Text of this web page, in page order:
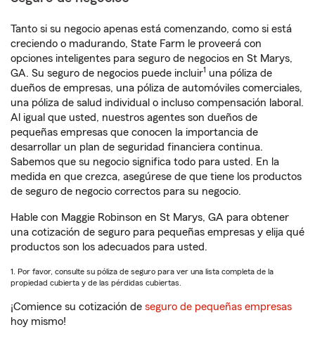
Tanto si su negocio apenas está comenzando, como si está
creciendo o madurando, State Farm le proveerá con
opciones inteligentes para seguro de negocios en St Marys,
GA. Su seguro de negocios puede incluir1 una póliza de
dueños de empresas, una póliza de automóviles comerciales,
una póliza de salud individual o incluso compensación laboral.
Al igual que usted, nuestros agentes son dueños de
pequeñas empresas que conocen la importancia de
desarrollar un plan de seguridad financiera continua.
Sabemos que su negocio significa todo para usted. En la
medida en que crezca, asegúrese de que tiene los productos
de seguro de negocio correctos para su negocio.
Hable con Maggie Robinson en St Marys, GA para obtener
una cotización de seguro para pequeñas empresas y elija qué
productos son los adecuados para usted.
1. Por favor, consulte su póliza de seguro para ver una lista completa de la
propiedad cubierta y de las pérdidas cubiertas.
¡Comience su cotización de seguro de pequeñas empresas
hoy mismo!